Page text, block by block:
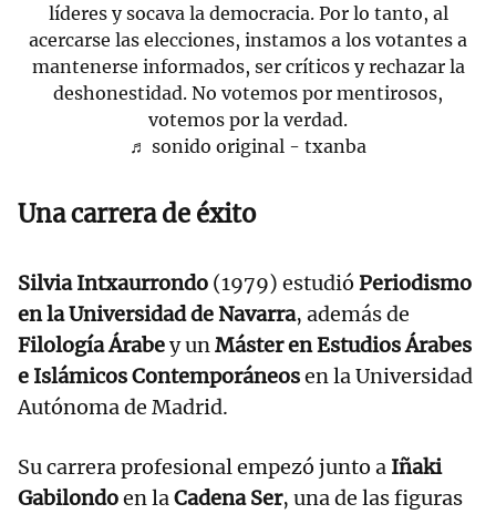
líderes y socava la democracia. Por lo tanto, al
acercarse las elecciones, instamos a los votantes a
mantenerse informados, ser críticos y rechazar la
deshonestidad. No votemos por mentirosos,
votemos por la verdad.
♬ sonido original - txanba
Una carrera de éxito
Silvia Intxaurrondo (1979) estudió Periodismo
en la Universidad de Navarra, además de
Filología Árabey unMáster en Estudios Árabes
e Islámicos Contemporáneosen la Universidad
Autónoma de Madrid.
Su carrera profesional empezó junto a Iñaki
Gabilondoen laCadena Ser, una de las figuras